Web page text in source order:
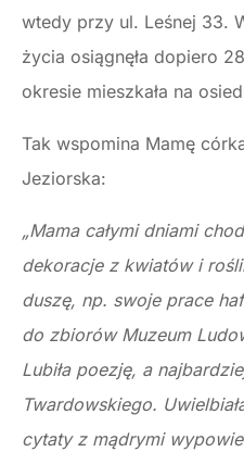
wtedy przy ul. Leśnej 33.
życia osiągnęła dopiero
okresie mieszkała na
Tak wspomina Mamę
Jeziorska:
„Mama całymi dniami
dekoracje z kwiatów i
duszę, np. swoje prace
do zbiorów Muzeum
Lubiła poezję, a
Twardowskiego.
cytaty z mądrymi